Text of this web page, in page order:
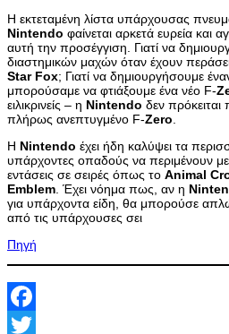
Η εκτεταμένη λίστα υπάρχουσας
Nintendo φαίνεται αρκετά ευρεία και
αυτή την προσέγγιση. Γιατί να
διαστημικών μαχών όταν έχουν
Star Fox; Γιατί να δημιουργήσουμε
μπορούσαμε να φτιάξουμε ένα νέο F-
ειλικρινείς – η Nintendo δεν πρόκειται
πλήρως ανεπτυγμένο F-Zero
Η Nintendo έχει ήδη καλύψει τα
υπάρχοντες οπαδούς να περιμένουν
εντάσεις σε σειρές όπως το Animal
Emblem . Έχει νόημα πως, αν η
για υπάρχοντα είδη, θα μπορούσε
από τις υπάρχουσες σει
Πηγή
Facebook